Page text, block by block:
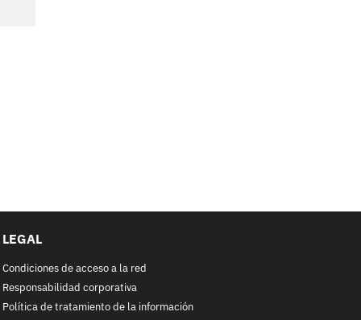
LEGAL
Condiciones de acceso a la red
Responsabilidad corporativa
Política de tratamiento de la información